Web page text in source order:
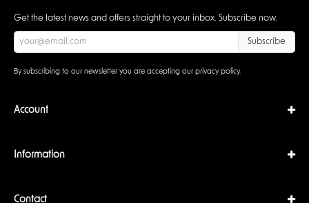
Get the latest news and offers straight to your inbox. Subscribe now.
Subscribe
By subscribing to our newsletter you are accepting our privacy policy.
Account
Information
Contact